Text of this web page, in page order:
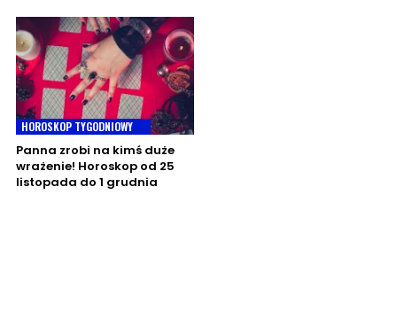
HOROSKOP TYGODNIOWY
Panna zrobi na kimś duże
wrażenie! Horoskop od 25
listopada do 1 grudnia